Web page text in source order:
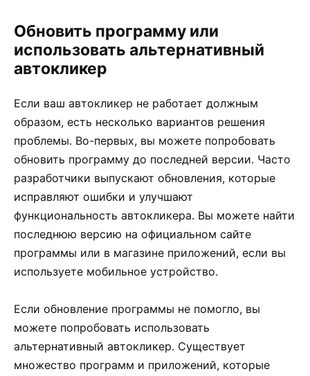
Обновить программу или
использовать альтернативный
автокликер
Если ваш автокликер не работает должным
образом, есть несколько вариантов решения
проблемы. Во-первых, вы можете попробовать
обновить программу до последней версии. Часто
разработчики выпускают обновления, которые
исправляют ошибки и улучшают
функциональность автокликера. Вы можете найти
последнюю версию на официальном сайте
программы или в магазине приложений, если вы
используете мобильное устройство.
Если обновление программы не помогло, вы
можете попробовать использовать
альтернативный автокликер. Существует
множество программ и приложений, которые